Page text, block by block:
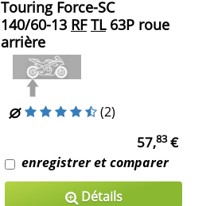
Touring Force-SC
140/60-13 RF TL63P roue
arrière
(2)
57,83€
enregistrer et comparer
Détails